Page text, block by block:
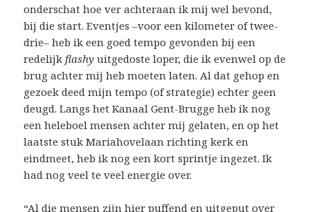
onderschat hoe ver achteraan ik mij wel bevond,
bij die start. Eventjes –voor een kilometer of twee-
drie– heb ik een goed tempo gevonden bij een
redelijk flashy uitgedoste loper, die ik evenwel op de
brug achter mij heb moeten laten. Al dat gehop en
gezoek deed mijn tempo (of strategie) echter geen
deugd. Langs het Kanaal Gent-Brugge heb ik nog
een heleboel mensen achter mij gelaten, en op het
laatste stuk Mariahovelaan richting kerk en
eindmeet, heb ik nog een kort sprintje ingezet. Ik
had nog veel te veel energie over.
“Al die mensen zijn hier puffend en uitgeput over